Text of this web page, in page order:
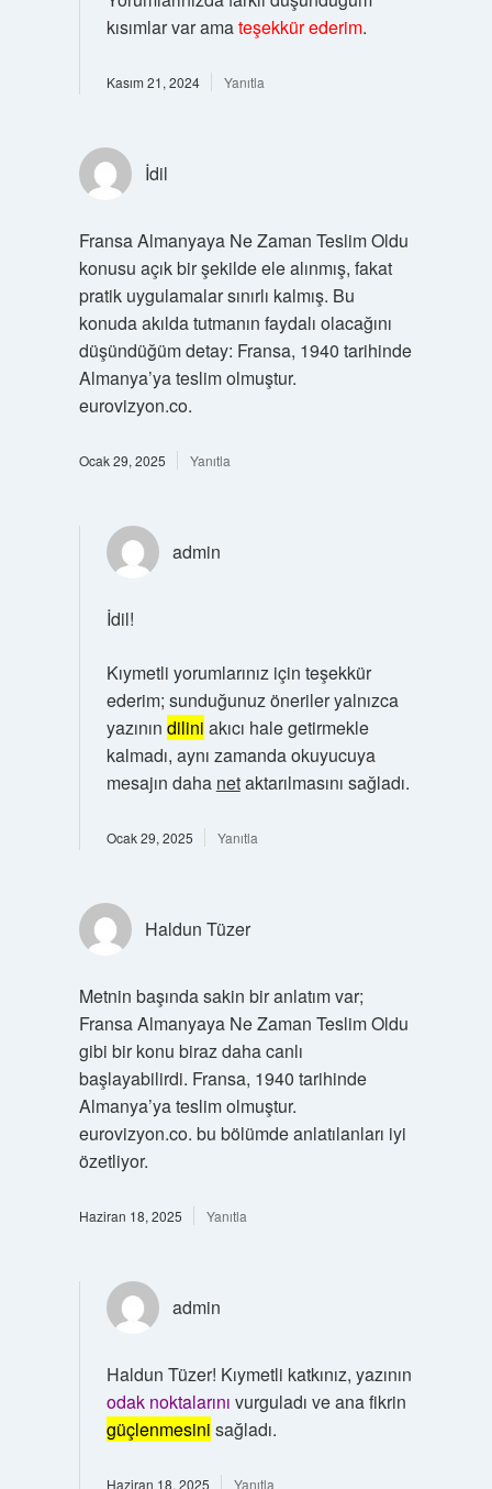
kısımlar var amateşekkür ederim.
Kasım 21, 2024 Yanıtla
İdil
Fransa Almanyaya Ne Zaman Teslim Oldu
konusu açık bir şekilde ele alınmış, fakat
pratik uygulamalar sınırlı kalmış. Bu
konuda akılda tutmanın faydalı olacağını
düşündüğüm detay: Fransa, 1940 tarihinde
Almanya’ya teslim olmuştur.
eurovizyon.co.
Ocak 29, 2025 Yanıtla
admin
İdil!
Kıymetli yorumlarınız için teşekkür
ederim; sunduğunuz öneriler yalnızca
yazının dilini akıcı hale getirmekle
kalmadı, aynı zamanda okuyucuya
mesajın daha netaktarılmasını sağladı.
Ocak 29, 2025 Yanıtla
Haldun Tüzer
Metnin başında sakin bir anlatım var;
Fransa Almanyaya Ne Zaman Teslim Oldu
gibi bir konu biraz daha canlı
başlayabilirdi. Fransa, 1940 tarihinde
Almanya’ya teslim olmuştur.
eurovizyon.co. bu bölümde anlatılanları iyi
özetliyor.
Haziran 18, 2025 Yanıtla
admin
Haldun Tüzer! Kıymetli katkınız, yazının
odak noktalarını vurguladı ve ana fikrin
güçlenmesini sağladı.
Haziran 18, 2025 Yanıtla